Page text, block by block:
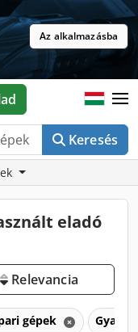
Az alkalmazásba
Keresés
eladó
Relevancia
gépek